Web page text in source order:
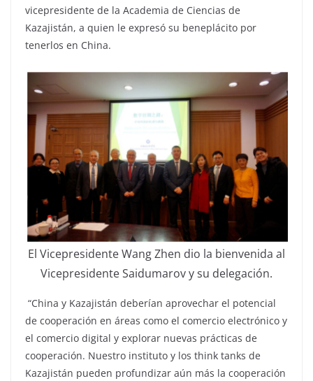
vicepresidente de la Academia de Ciencias de
Kazajistán, a quien le expresó su beneplácito por
tenerlos en China.
El Vicepresidente Wang Zhen dio la bienvenida al
Vicepresidente Saidumarov y su delegación.
“China y Kazajistán deberían aprovechar el potencial
de cooperación en áreas como el comercio electrónico y
el comercio digital y explorar nuevas prácticas de
cooperación. Nuestro instituto y los think tanks de
Kazajistán pueden profundizar aún más la cooperación